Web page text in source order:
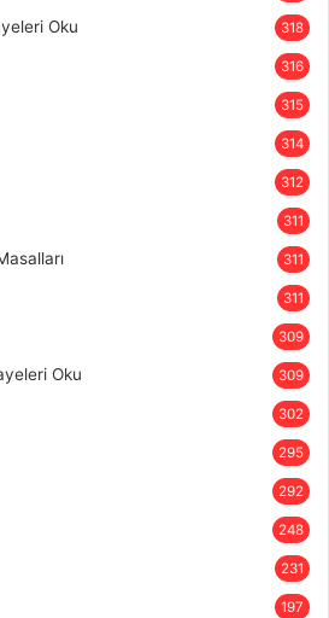
Oku 318
316
315
314
312
311
311
311
309
Oku 309
302
295
292
248
231
197